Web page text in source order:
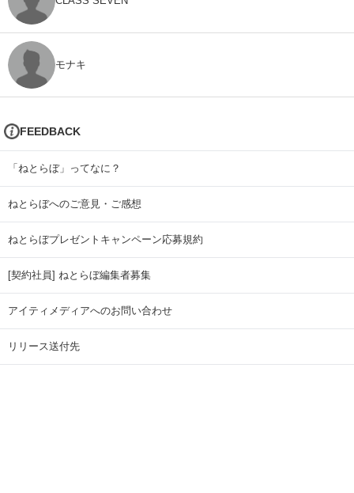
モナキ
FEEDBACK
「ねとらぼ」ってなに？
ねとらぼへのご意見・ご感想
ねとらぼプレゼントキャンペーン応募規約
[契約社員] ねとらぼ編集者募集
アイティメディアへのお問い合わせ
リリース送付先